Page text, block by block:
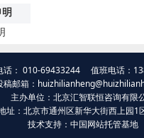
话： 010-69433244 值班电话：
稿邮箱：
主办单位：北京汇智联恒咨询有限
址：北京市通州区新华大街西上园1
技术支持：中国网站托管基地